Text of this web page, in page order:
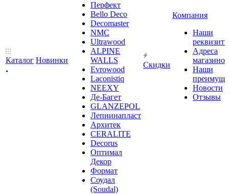
Каталог Новинки
Перфект
Bello Deco
Decomaster
NMС
Ultrawood
ALPINE
WALLS
Evrowood
Laconistiq
NEEXY
Де-Багет
GLANZEPOL
Лепнинапласт
Архитек
CERALITE
Decorus
Оптимал
Декор
Формат
Соудал
(Soudal)
Скидки
Компания
Наши
Адреса
магазинов
Наши
Новости
Отзывы